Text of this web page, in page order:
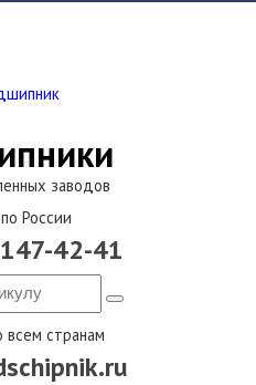
заводов
России
42-41
всем странам